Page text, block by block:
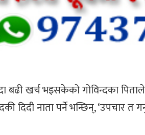
बढी खर्च भइसकेको गोविन्दका
दिदी नाता पर्ने भन्छिन्, ‘उपचार त